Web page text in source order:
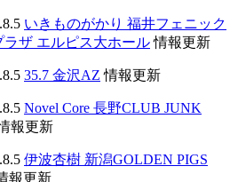
いきものがかり 福井フェニック
ラザ エルピス大ホール情報更新
35.7 金沢AZ 情報更新
Novel Core 長野CLUB JUNK
報更新
伊波杏樹 新潟GOLDEN PIGS
報更新